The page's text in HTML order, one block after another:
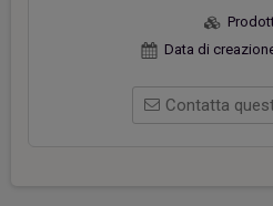
Data di
Contatta